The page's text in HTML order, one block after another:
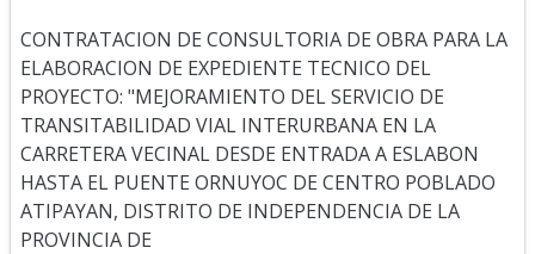
CONTRATACION DE CONSULTORIA DE OBRA PARA LA
ELABORACION DE EXPEDIENTE TECNICO DEL
PROYECTO: "MEJORAMIENTO DEL SERVICIO DE
TRANSITABILIDAD VIAL INTERURBANA EN LA
CARRETERA VECINAL DESDE ENTRADA A ESLABON
HASTA EL PUENTE ORNUYOC DE CENTRO POBLADO
ATIPAYAN, DISTRITO DE INDEPENDENCIA DE LA
PROVINCIA DE